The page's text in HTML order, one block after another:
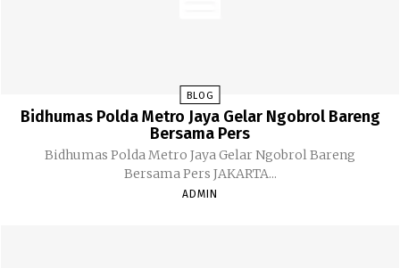
BLOG
Bidhumas Polda Metro Jaya Gelar Ngobrol Bareng
Bersama Pers
Bidhumas Polda Metro Jaya Gelar Ngobrol Bareng
Bersama Pers JAKARTA...
ADMIN